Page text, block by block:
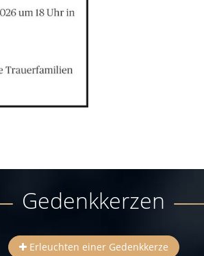
Gedenkkerzen
Erleuchten einer Gedenkkerze